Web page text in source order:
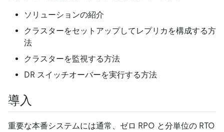
ソリューションの紹介
クラスターをセットアップしてレプリカを構成する方
法
クラスターを監視する方法
DR スイッチオーバーを実行する方法
導入
重要な本番システムには通常、ゼロ RPO と分単位の RTO